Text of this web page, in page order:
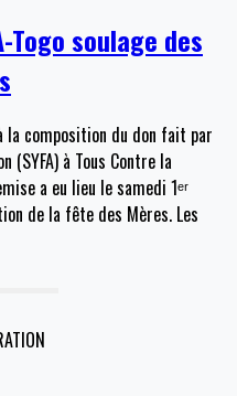
Togo soulage des
composition du don fait par
(SYFA) à Tous Contre la
a eu lieu le samedi 1ᵉʳ
de la fête des Mères. Les